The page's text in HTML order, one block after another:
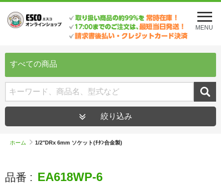
メ
ニ
ュ
を
MENU
すべての商品
絞り込み
ホーム 1/2"DRx 6mm ソケット(ﾁﾀﾝ合金製)
品番 : EA618WP-6